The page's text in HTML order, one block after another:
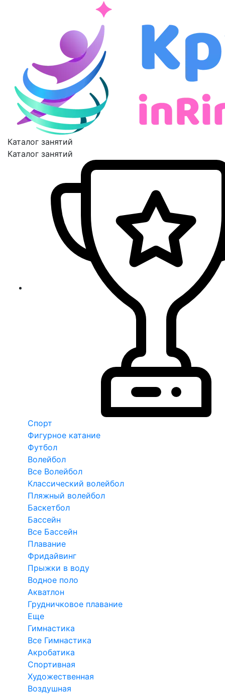
Каталог занятий
Каталог занятий
Спорт
Фигурное катание
Футбол
Волейбол
Все Волейбол
Классический волейбол
Пляжный волейбол
Баскетбол
Бассейн
Все Бассейн
Плавание
Фридайвинг
Прыжки в воду
Водное поло
Акватлон
Грудничковое плавание
Еще
Гимнастика
Все Гимнастика
Акробатика
Спортивная
Художественная
Воздушная